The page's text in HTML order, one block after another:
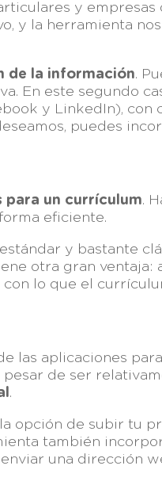
y empresas
y la herramienta
de la información.
En este segundo
y LinkedIn), con
puedes
para un currículum.
eficiente.
y bastante
otra gran ventaja:
lo que el
las aplicaciones
de ser
.
opción de subir tu
también
una dirección